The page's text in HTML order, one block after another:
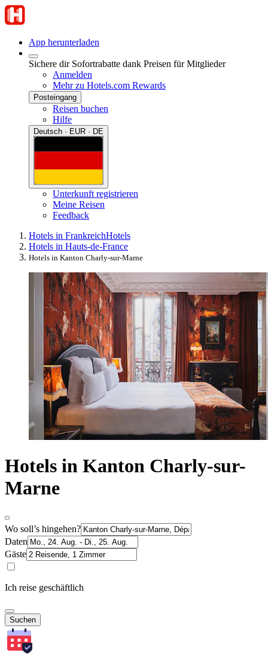
App herunterladen
Sichere dir Sofortrabatte dank Preisen für Mitglieder
Anmelden
Mehr zu Hotels.com Rewards
Posteingang
Reisen buchen
Hilfe
Deutsch · EUR · DE
Unterkunft registrieren
Meine Reisen
Feedback
Hotels in FrankreichHotels
Hotels in Hauts-de-France
Hotels in Kanton Charly-sur-Marne
Hotels in Kanton Charly-sur-
Marne
Wo soll’s hingehen?
Daten
Gäste
Ich reise geschäftlich
Suchen